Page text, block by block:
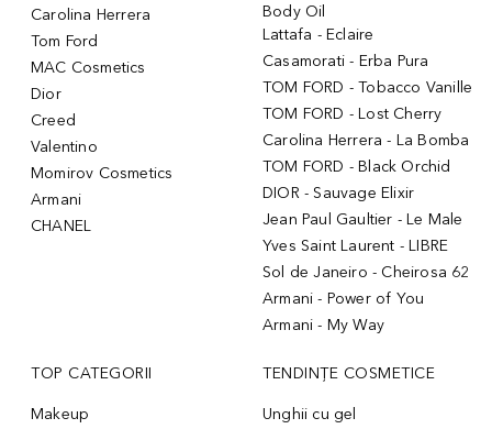
Carolina Herrera
Tom Ford
MAC Cosmetics
Dior
Creed
Valentino
Momirov Cosmetics
Armani
CHANEL
Body Oil
Lattafa - Eclaire
Casamorati - Erba Pura
TOM FORD - Tobacco Vanille
TOM FORD - Lost Cherry
Carolina Herrera - La Bomba
TOM FORD - Black Orchid
DIOR - Sauvage Elixir
Jean Paul Gaultier - Le Male
Yves Saint Laurent - LIBRE
Sol de Janeiro - Cheirosa 62
Armani - Power of You
Armani - My Way
TOP CATEGORII
Makeup
TENDINȚE COSMETICE
Unghii cu gel